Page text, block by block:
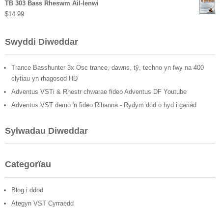
TB 303 Bass Rheswm Ail-lenwi
$14.99
Swyddi Diweddar
Trance Basshunter 3x Osc trance, dawns, tŷ, techno yn fwy na 400
clytiau yn rhagosod HD
Adventus VSTi & Rhestr chwarae fideo Adventus DF Youtube
Adventus VST demo 'n fideo Rihanna - Rydym dod o hyd i gariad
Sylwadau Diweddar
Categorïau
Blog i ddod
Ategyn VST Cyrraedd